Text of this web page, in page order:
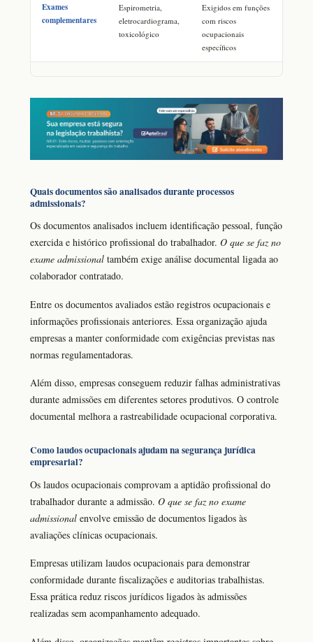
Exames
complementares
Espirometria,
eletrocardiograma,
toxicológico
Exigidos em funções
com riscos
ocupacionais
específicos
Quais documentos são analisados durante processos
admissionais?
Os documentos analisados incluem identificação pessoal, função
exercida e histórico profissional do trabalhador. O que se faz no
exame admissional também exige análise documental ligada ao
colaborador contratado.
Entre os documentos avaliados estão registros ocupacionais e
informações profissionais anteriores. Essa organização ajuda
empresas a manter conformidade com exigências previstas nas
normas regulamentadoras.
Além disso, empresas conseguem reduzir falhas administrativas
durante admissões em diferentes setores produtivos. O controle
documental melhora a rastreabilidade ocupacional corporativa.
Como laudos ocupacionais ajudam na segurança jurídica
empresarial?
Os laudos ocupacionais comprovam a aptidão profissional do
trabalhador durante a admissão. O que se faz no exame
admissional envolve emissão de documentos ligados às
avaliações clínicas ocupacionais.
Empresas utilizam laudos ocupacionais para demonstrar
conformidade durante fiscalizações e auditorias trabalhistas.
Essa prática reduz riscos jurídicos ligados às admissões
realizadas sem acompanhamento adequado.